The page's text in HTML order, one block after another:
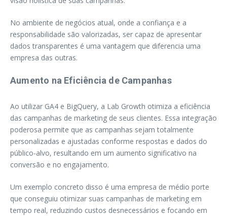
No ambiente de negócios atual, onde a confiança e a
responsabilidade são valorizadas, ser capaz de apresentar
dados transparentes é uma vantagem que diferencia uma
empresa das outras.
Aumento na Eficiência de Campanhas
Ao utilizar GA4 e BigQuery, a Lab Growth otimiza a eficiência
das campanhas de marketing de seus clientes. Essa integração
poderosa permite que as campanhas sejam totalmente
personalizadas e ajustadas conforme respostas e dados do
público-alvo, resultando em um aumento significativo na
conversão e no engajamento.
Um exemplo concreto disso é uma empresa de médio porte
que conseguiu otimizar suas campanhas de marketing em
tempo real, reduzindo custos desnecessários e focando em